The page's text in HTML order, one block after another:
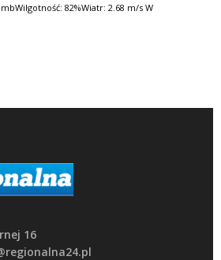
Wilgotność: 82%Wiatr: 2.68 m/s W
16